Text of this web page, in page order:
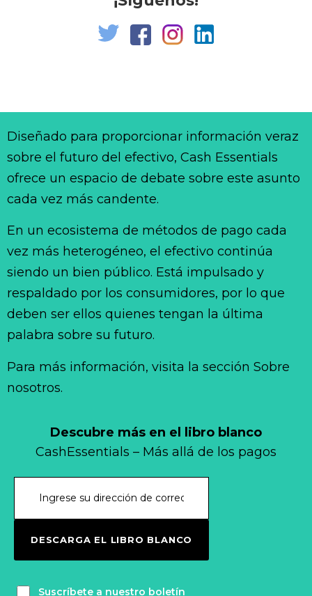
Descubre más en el libro blanco
CashEssentials – Más allá de los pagos
DESCARGA EL LIBRO BLANCO
Suscríbete a nuestro boletín
Diseñado para proporcionar información veraz
sobre el futuro del efectivo, Cash Essentials
ofrece un espacio de debate sobre este asunto
cada vez más candente.
En un ecosistema de métodos de pago cada
vez más heterogéneo, el efectivo continúa
siendo un bien público. Está impulsado y
respaldado por los consumidores, por lo que
deben ser ellos quienes tengan la última
palabra sobre su futuro.
Para más información, visita la sección Sobre
nosotros.